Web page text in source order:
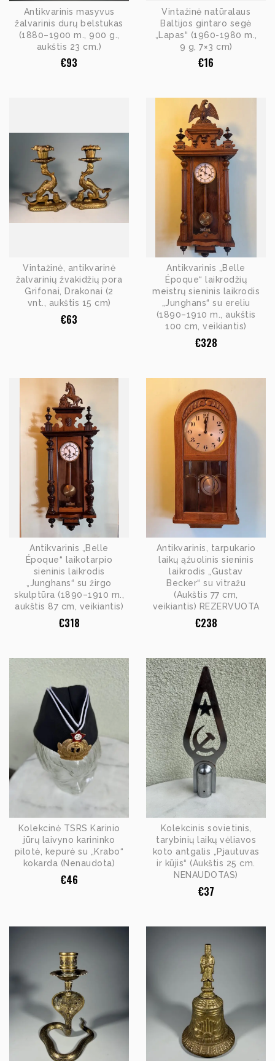
Antikvarinis masyvus
žalvarinis durų belstukas
(1880–1900 m., 900 g.,
aukštis 23 cm.)
€93
Vintažinė natūralaus
Baltijos gintaro segė
„Lapas“ (1960-1980 m.,
9 g, 7×3 cm)
€16
Vintažinė, antikvarinė
žalvarinių žvakidžių pora
Grifonai, Drakonai (2
vnt., aukštis 15 cm)
€63
Antikvarinis „Belle
Époque“ laikrodžių
meistrų sieninis laikrodis
„Junghans“ su ereliu
(1890–1910 m., aukštis
100 cm, veikiantis)
€328
Antikvarinis „Belle
Époque“ laikotarpio
sieninis laikrodis
„Junghans“ su žirgo
skulptūra (1890–1910 m.,
aukštis 87 cm, veikiantis)
€318
Antikvarinis, tarpukario
laikų ąžuolinis sieninis
laikrodis „Gustav
Becker“ su vitražu
(Aukštis 77 cm,
veikiantis) REZERVUOTA
€238
Kolekcinė TSRS Karinio
jūrų laivyno karininko
pilotė, kepurė su „Krabo“
kokarda (Nenaudota)
€46
Kolekcinis sovietinis,
tarybinių laikų vėliavos
koto antgalis „Pjautuvas
ir kūjis“ (Aukštis 25 cm.
NENAUDOTAS)
€37